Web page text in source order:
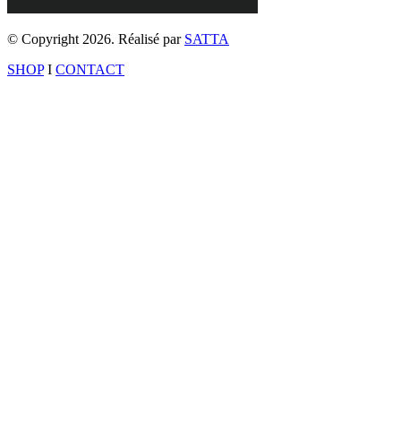
© Copyright 2026. Réalisé par SATTA
SHOPI CONTACT